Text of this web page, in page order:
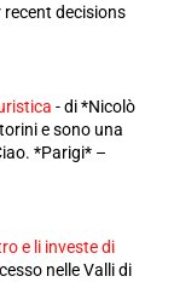
decisions
-di *Nicolò
e sono una
*Parigi* –
e li investe di
nelle Valli di